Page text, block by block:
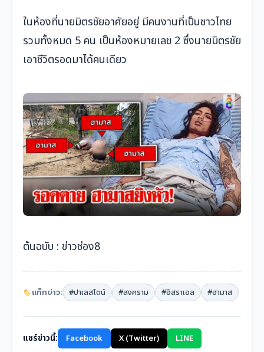
ในห้องที่นายมิตรชัยอาศัยอยู่ มีคนงานที่เป็นชาวไทย
รวมทั้งหมด 5 คน เป็นห้องหมายเลข 2 ซึ่งนายมิตรชัย
เอาชีวิตรอดมาได้คนเดียว
ต้นฉบับ : ข่าวช่อง8
แท็กข่าว: #ปาเลสไตน์ #สงคราม #อิสราเอล #ฮามาส
แชร์ข่าวนี้: Facebook X (Twitter) LINE